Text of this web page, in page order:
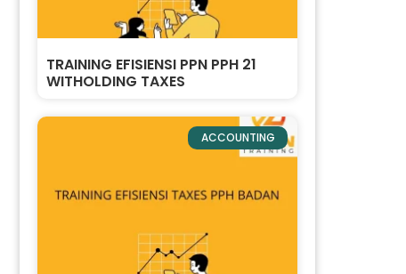
TRAINING EFISIENSI PPN PPH 21
WITHOLDING TAXES
ACCOUNTING